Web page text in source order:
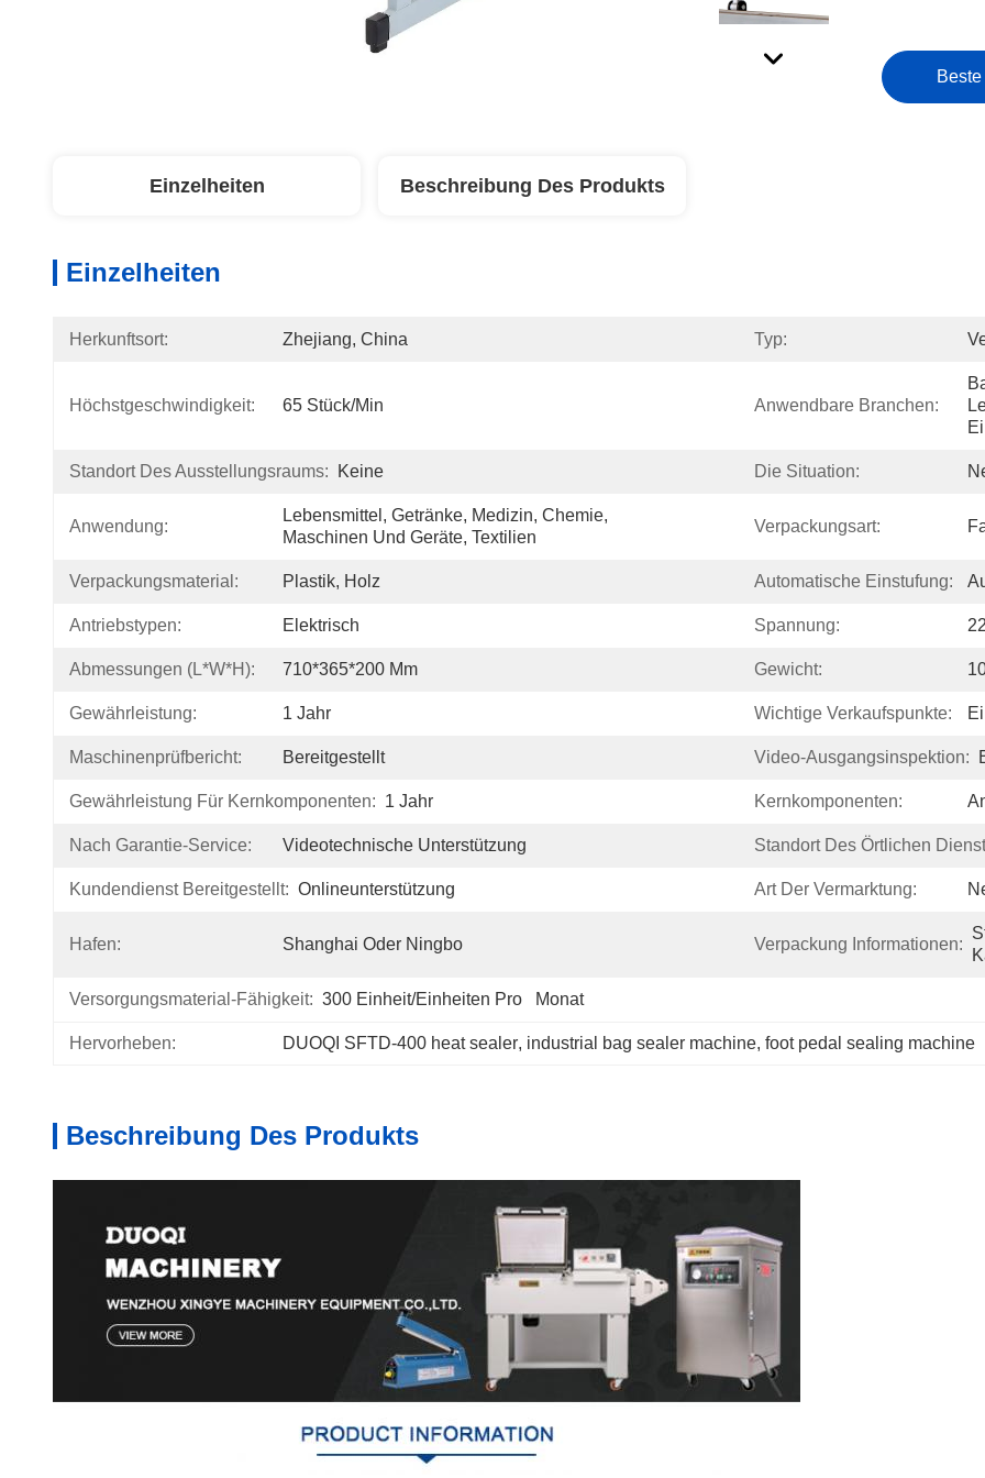
Einzelheiten Beschreibung Des Produkts
Einzelheiten
Herkunftsort: Zhejiang, China Typ:
Höchstgeschwindigkeit: 65 Stück/min Anwendbare Branchen:
Standort Des Ausstellungsraums: Keine Die Situation:
Anwendung:
Lebensmittel, Getränke, Medizin, Chemie,
Maschinen Und Geräte, Textilien
Verpackungsart:
Verpackungsmaterial: Plastik, Holz Automatische Einstufung:
Antriebstypen: Elektrisch Spannung:
Abmessungen (L*W*H): 710*365*200 Mm Gewicht:
Gewährleistung: 1 Jahr Wichtige Verkaufspunkte:
Maschinenprüfbericht: Bereitgestellt Video-Ausgangsinspektion:
Gewährleistung Für Kernkomponenten: 1 Jahr Kernkomponenten:
Nach Garantie-Service: Videotechnische Unterstützung Standort Des Örtlichen
Kundendienst Bereitgestellt: Onlineunterstützung Art Der Vermarktung:
Hafen: Shanghai Oder Ningbo Verpackung Informationen:
Versorgungsmaterial-Fähigkeit: 300 Einheit/Einheiten Pro   Monat
Hervorheben: DUOQI SFTD-400 heat sealer, industrial bag sealer machine, foot pedal sealing machine
Beschreibung Des Produkts